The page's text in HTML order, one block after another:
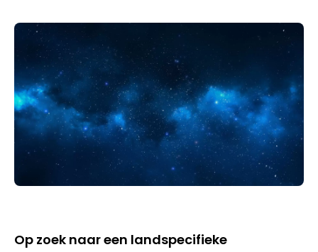
Op zoek naar een landspecifieke